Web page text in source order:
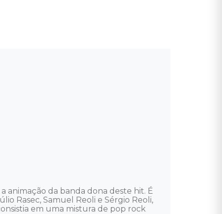
animação da banda dona deste hit. É
Rasec, Samuel Reoli e Sérgio Reoli,
em uma mistura de pop rock